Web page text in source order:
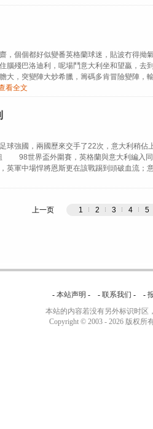
個個都好似變番英格蘭球迷，貼波冇得拗
腦殘巴洛迪利，呢場鬥意大利坐和望贏
大，突變陣大炒希臘，籌碼多肯冒險變陣，
看全文
強國，兩國歷來交手了22次，意大利稍佔
世界盃外圍賽，英格蘭與意大利編入同
英軍中場悍將恩斯更在該戰踢到頭破血流；
上一页 1 2 3 4 5
- 本站声明 - - 联系我们 - -
本站的内容若没有另外标识时区
Copyright © 2003 -2026 版权所